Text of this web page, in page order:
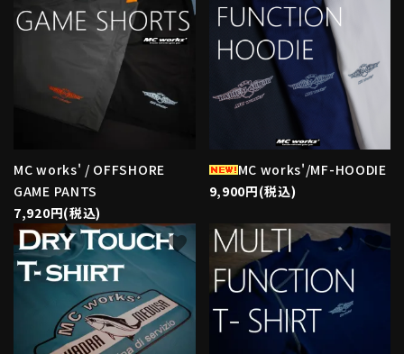
MC works' / OFFSHORE
GAME PANTS
7,920円(税込)
MC works'/MF-HOODIE
9,900円(税込)
favorite favorite